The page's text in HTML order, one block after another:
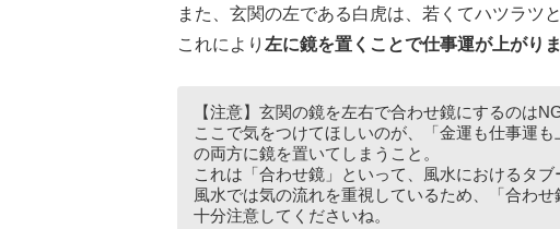
また、玄関の左である白虎は、若くてハツラツ
これにより 左に鏡を置くことで仕事運が上がり
【注意】玄関の鏡を左右で合わせ鏡にするのは
ここで気をつけてほしいのが、「金運も仕事運
の両方に鏡を置いてしまうこと。
これは「合わせ鏡」といって、風水におけるタブ
風水では気の流れを重視しているため、「合わ
十分注意してくださいね。